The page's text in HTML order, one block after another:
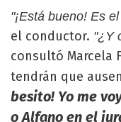
"¡Está bueno! Es
el conductor. "¿Y
consultó Marcela
tendrán que
besito! Yo me
o Alfano en el